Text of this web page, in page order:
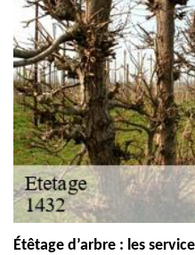
Étêtage d’arbre : les